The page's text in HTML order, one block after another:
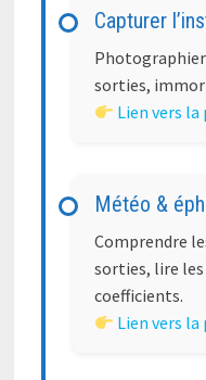
Capturer
Photographier
sorties,
Lien vers
Météo &
Comprendre
sorties, lire
coefficients.
Lien vers la